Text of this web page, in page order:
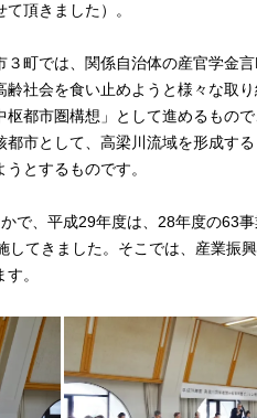
て頂きました）。
町では、関係自治体の産官学金言
社会を食い止めようと様々な取
枢都市圏構想」として進めるもの
都市として、高梁川流域を形成す
とするものです。
で、平成29年度は、28年度の63
してきました。そこでは、産業振
。